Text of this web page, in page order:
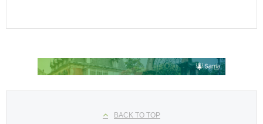
BACK TO TOP